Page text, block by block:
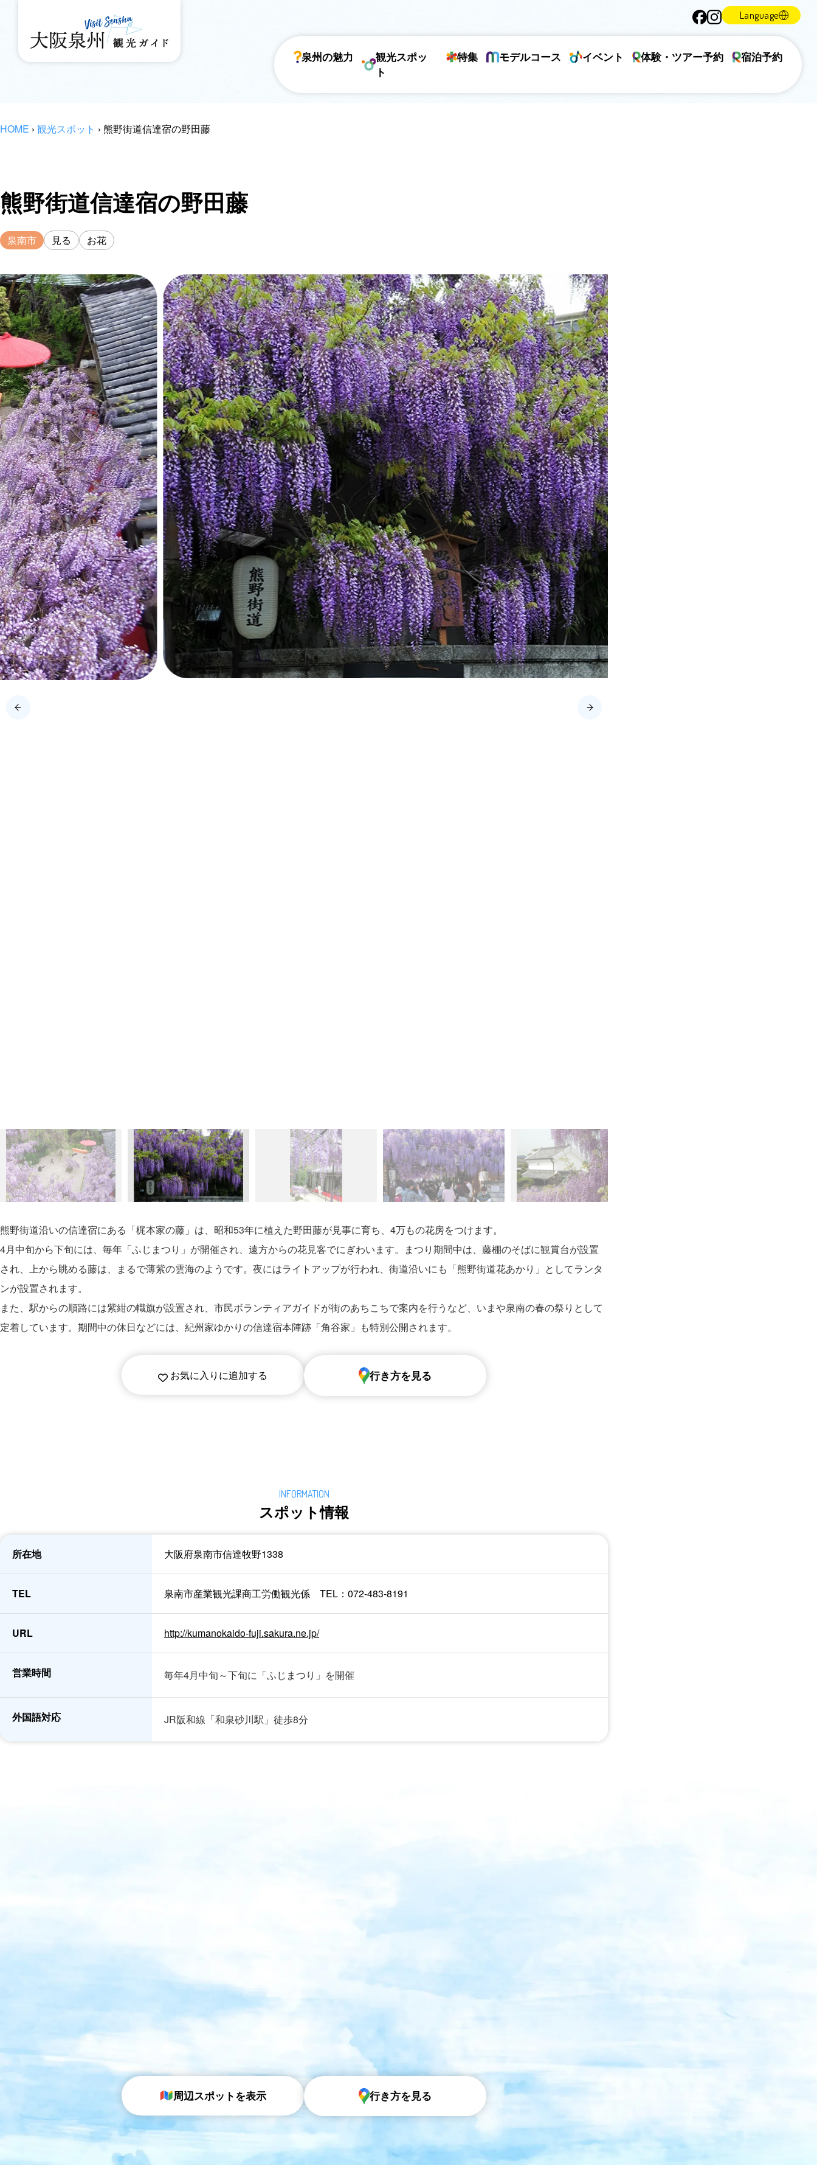
Language
泉州の魅力
観光スポッ
ト
特集 モデルコース イベント 体験・ツアー予約 宿泊予約
HOME › 観光スポット › 熊野街道信達宿の野田藤
熊野街道信達宿の野田藤
泉南市 見る お花
熊野街道沿いの信達宿にある「梶本家の藤」は、昭和53年に植えた野田藤が見事に育ち、4万もの花房をつけます。
4月中旬から下旬には、毎年「ふじまつり」が開催され、遠方からの花見客でにぎわいます。まつり期間中は、藤棚のそばに観賞台が設置
され、上から眺める藤は、まるで薄紫の雲海のようです。夜にはライトアップが行われ、街道沿いにも「熊野街道花あかり」としてランタ
ンが設置されます。
また、駅からの順路には紫紺の幟旗が設置され、市民ボランティアガイドが街のあちこちで案内を行うなど、いまや泉南の春の祭りとして
定着しています。期間中の休日などには、紀州家ゆかりの信達宿本陣跡「角谷家」も特別公開されます。
お気に入りに追加する 行き方を見る
スポット情報
所在地 大阪府泉南市信達牧野1338
TEL 泉南市産業観光課商工労働観光係 TEL：072-483-8191
URL http://kumanokaido-fuji.sakura.ne.jp/
営業時間 毎年4月中旬～下旬に「ふじまつり」を開催
外国語対応 JR阪和線「和泉砂川駅」徒歩8分
周辺スポットを表示 行き方を見る